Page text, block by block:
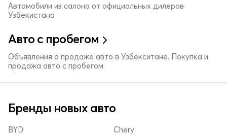
Автомобили из салона от официальных дилеров
Узбекистана
Авто с пробегом
Объявления о продаже авто в Узбекситане. Покупка и
продажа авто с пробегом
Бренды новых авто
BYD Chery